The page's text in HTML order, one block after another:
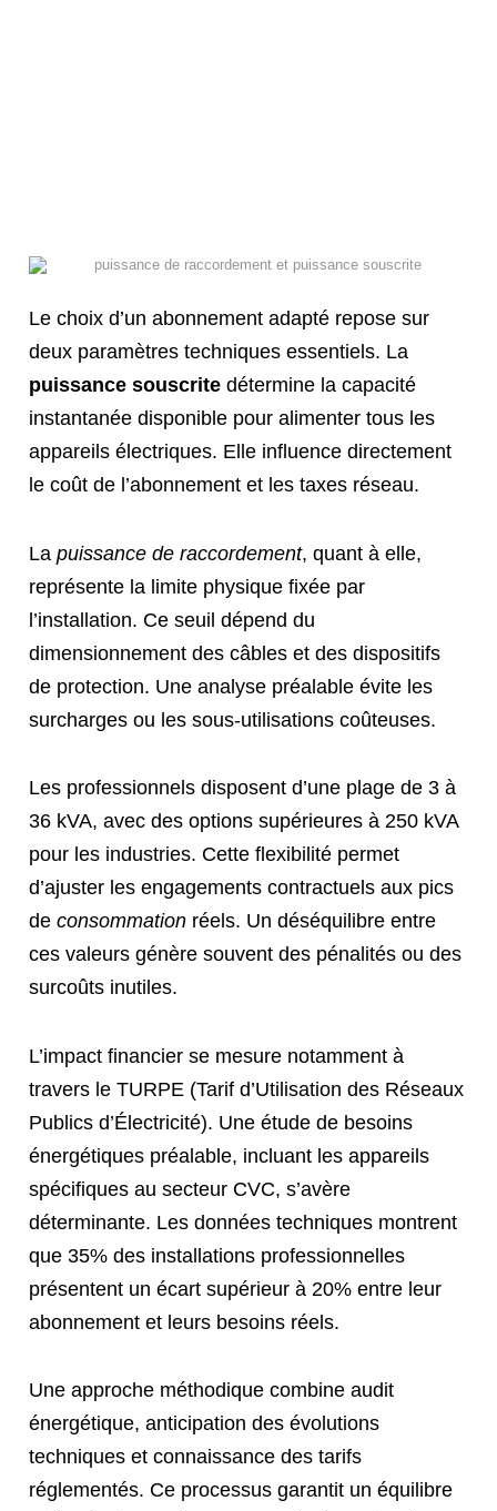
Le choix d’un abonnement adapté repose sur
deux paramètres techniques essentiels. La
puissance souscrite détermine la capacité
instantanée disponible pour alimenter tous les
appareils électriques. Elle influence directement
le coût de l’abonnement et les taxes réseau.
Lapuissance de raccordement, quant à elle,
représente la limite physique fixée par
l’installation. Ce seuil dépend du
dimensionnement des câbles et des dispositifs
de protection. Une analyse préalable évite les
surcharges ou les sous-utilisations coûteuses.
Les professionnels disposent d’une plage de 3 à
36 kVA, avec des options supérieures à 250 kVA
pour les industries. Cette flexibilité permet
d’ajuster les engagements contractuels aux pics
deconsommation réels. Un déséquilibre entre
ces valeurs génère souvent des pénalités ou des
surcoûts inutiles.
L’impact financier se mesure notamment à
travers le TURPE (Tarif d’Utilisation des Réseaux
Publics d’Électricité). Une étude de besoins
énergétiques préalable, incluant les appareils
spécifiques au secteur CVC, s’avère
déterminante. Les données techniques montrent
que 35% des installations professionnelles
présentent un écart supérieur à 20% entre leur
abonnement et leurs besoins réels.
Une approche méthodique combine audit
énergétique, anticipation des évolutions
techniques et connaissance des tarifs
réglementés. Ce processus garantit un équilibre